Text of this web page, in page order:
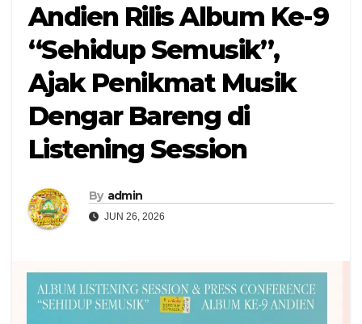
Andien Rilis Album Ke-9
“Sehidup Semusik”,
Ajak Penikmat Musik
Dengar Bareng di
Listening Session
By admin
JUN 26, 2026